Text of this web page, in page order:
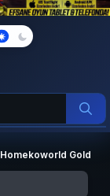
Homekoworld Gold Bar